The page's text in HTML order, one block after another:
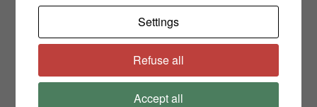
Settings
Refuse all
Accept all